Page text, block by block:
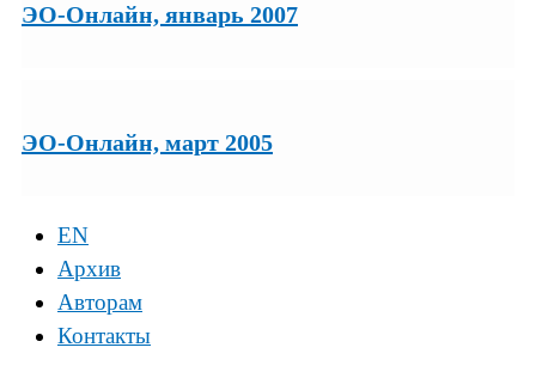
ЭО-Онлайн, январь 2007
ЭО-Онлайн, март 2005
EN
Архив
Авторам
Контакты